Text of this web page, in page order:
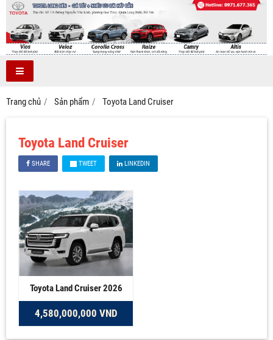
Trang chủ Sản phẩm Toyota Land Cruiser
Toyota Land Cruiser
SHARE TWEET LINKEDIN
Toyota Land Cruiser 2026
4,580,000,000 VND